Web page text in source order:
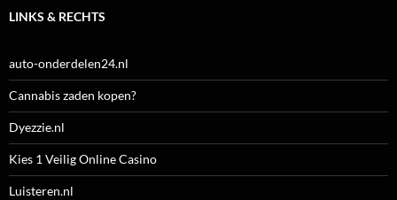
LINKS & RECHTS
auto-onderdelen24.nl
Cannabis zaden kopen?
Dyezzie.nl
Kies 1 Veilig Online Casino
Luisteren.nl